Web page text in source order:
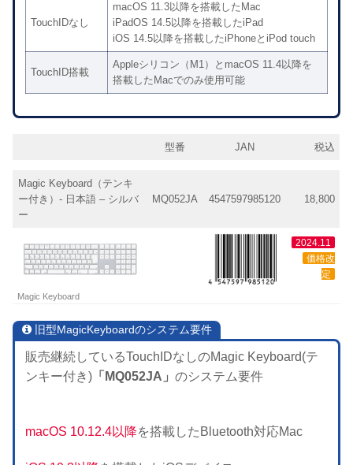
TouchIDなし
macOS 11.3以降を搭載したMac
iPadOS 14.5以降を搭載したiPad
iOS 14.5以降を搭載したiPhoneとiPod touch
TouchID搭載
Appleシリコン（M1）とmacOS 11.4以降を
搭載したMacでのみ使用可能
型番 JAN 税込
Magic Keyboard（テンキ
ー付き）- 日本語 – シルバ
ー
MQ052JA 4547597985120 18,800
2024.11
価格改
定
Magic Keyboard
旧型MagicKeyboardのシステム要件
販売継続しているTouchIDなしのMagic Keyboard(テ
ンキー付き)「MQ052JA」 のシステム要件
macOS 10.12.4以降を搭載したBluetooth対応Mac